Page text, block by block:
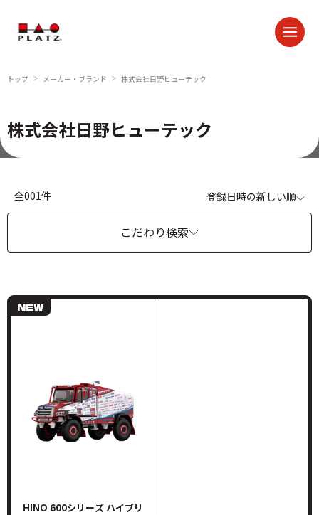
トップ ＞ メーカー・ブランド ＞ 株式会社日野ヒューテック
株式会社日野ヒューテック
こだわり検索
全001件 登録日時の新しい順
NEW
HINO 600シリーズ ハイブリ